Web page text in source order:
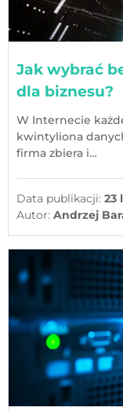
Jak wybrać
dla biznesu?
W Internecie
kwintyliona
firma zbiera i…
Data publikacji: 23
Autor: Andrzej